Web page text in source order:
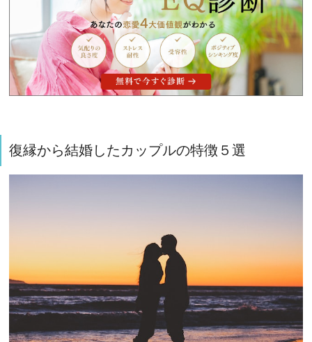
復縁から結婚したカップルの特徴５選